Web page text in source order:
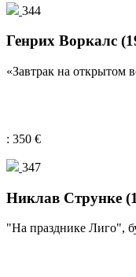
344
Генрих Воркалс
«Завтрак на открытом
: 350 €
347
Никлав Струнке
"На празднике Лиго",